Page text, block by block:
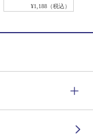
¥1,188（税込）